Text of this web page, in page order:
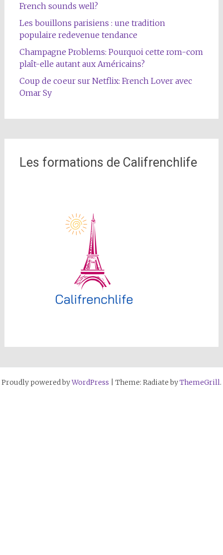
French sounds well?
Les bouillons parisiens : une tradition
populaire redevenue tendance
Champagne Problems: Pourquoi cette rom-com
plaît-elle autant aux Américains?
Coup de coeur sur Netflix: French Lover avec
Omar Sy
Les formations de Califrenchlife
Proudly powered byWordPress Theme: Radiate byThemeGrill.